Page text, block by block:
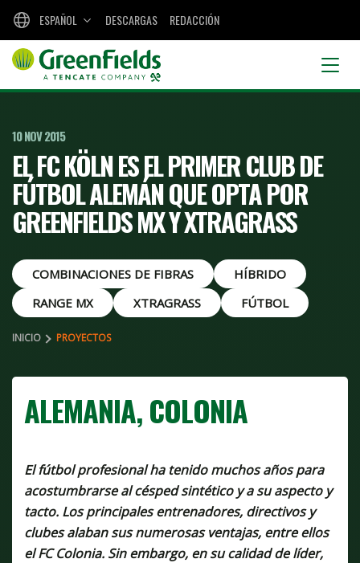
DESCARGAS REDACCIÓN
ESPAÑOL
10 NOV 2015
EL FC KÖLN ES EL PRIMER CLUB DE
FÚTBOL ALEMÁN QUE OPTA POR
GREENFIELDS MX Y XTRAGRASS
COMBINACIONES DE FIBRAS
HÍBRIDO
RANGE MX
XTRAGRASS FÚTBOL
INICIO PROYECTOS
ALEMANIA, COLONIA
El fútbol profesional ha tenido muchos años para
acostumbrarse al césped sintético y a su aspecto y
tacto. Los principales entrenadores, directivos y
clubes alaban sus numerosas ventajas, entre ellos
el FC Colonia. Sin embargo, en su calidad de líder,